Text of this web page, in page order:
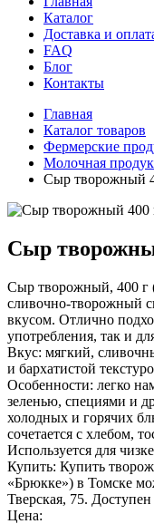
Каталог
Доставка и
FAQ
Блог
Контакты
Главная
Каталог товаров
Фермерские
Молочная
Сыр творожный
Сыр
Сыр творожный, 400 г
сливочно-творожный
вкусом. Отлично
употребления, так и
Вкус: мягкий,
и бархатистой
Особенности: легко
зеленью, специями и
холодных и горячих
сочетается с хлебом,
Используется для
Купить: Купить
«Брюкке») в Томске
Тверская, 75. Доступен
Цена: